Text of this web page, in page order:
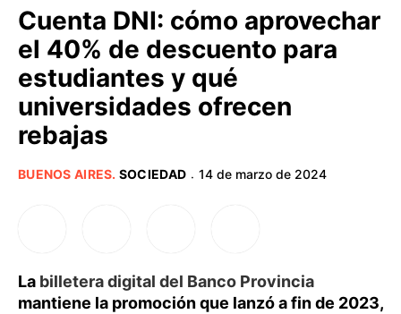
BUENOS AIRES
PROVINCIAS
Cuenta DNI: cómo aprovechar
el 40% de descuento para
estudiantes y qué
universidades ofrecen
rebajas
BUENOS AIRES. SOCIEDAD · 14 de marzo de 2024
La billetera digital del Banco Provincia
mantiene la promoción que lanzó a fin de 2023,